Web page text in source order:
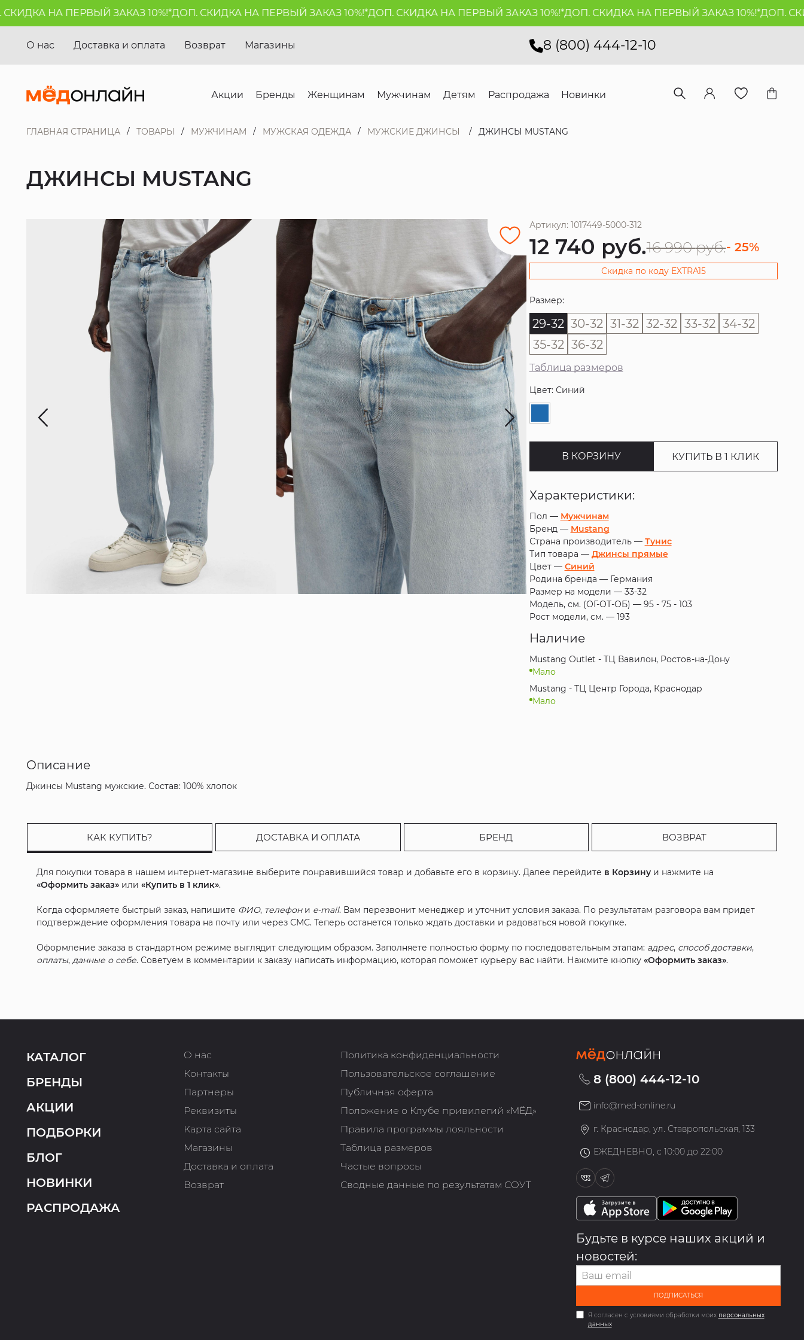
НА ПЕРВЫЙ ЗАКАЗ 10%!*ДОП. СКИДКА НА ПЕРВЫЙ ЗАКАЗ 10%!*ДОП. СКИДКА НА ПЕРВЫЙ ЗАКАЗ 10%!*ДОП. СКИДКА НА ПЕРВЫЙ ЗАКАЗ 10%!*ДОП.
8 (800) 444-12-10
О нас Доставка и оплата Возврат Магазины
Акции Бренды Женщинам Мужчинам Детям Распродажа Новинки
ГЛАВНАЯ СТРАНИЦА ТОВАРЫ МУЖЧИНАМ МУЖСКАЯ ОДЕЖДА МУЖСКИЕ ДЖИНСЫ ДЖИНСЫ MUSTANG
ДЖИНСЫ MUSTANG
Артикул: 1017449-5000-312
12 740 руб.16 990 руб.- 25%
Скидка по коду EXTRA15
Размер:
29-32 30-32 31-32 32-32 33-32 34-32
35-32 36-32
Таблица размеров
Цвет: Синий
В КОРЗИНУ КУПИТЬ В 1 КЛИК
Характеристики:
Пол — Мужчинам
Бренд — Mustang
Страна производитель — Тунис
Тип товара — Джинсы прямые
Цвет — Синий
Родина бренда — Германия
Размер на модели — 33-32
Модель, см. (ОГ-ОТ-ОБ) — 95 - 75 - 103
Рост модели, см. — 193
Наличие
Mustang Outlet - ТЦ Вавилон, Ростов-на-Дону
Мало
Mustang - ТЦ Центр Города, Краснодар
Мало
Описание
Джинсы Mustang мужские. Состав: 100% хлопок
КАК КУПИТЬ? ДОСТАВКА И ОПЛАТА БРЕНД ВОЗВРАТ
Для покупки товара в нашем интернет-магазине выберите понравившийся товар и добавьте его в корзину. Далее перейдите в Корзину и нажмите на
«Оформить заказ» или«Купить в 1 клик».
Когда оформляете быстрый заказ, напишите ФИО, телефони e-mail. Вам перезвонит менеджер и уточнит условия заказа. По результатам разговора вам придет
подтверждение оформления товара на почту или через СМС. Теперь останется только ждать доставки и радоваться новой покупке.
Оформление заказа в стандартном режиме выглядит следующим образом. Заполняете полностью форму по последовательным этапам: адрес, способ доставки,
оплаты,данные о себе. Советуем в комментарии к заказу написать информацию, которая поможет курьеру вас найти. Нажмите кнопку«Оформить заказ».
КАТАЛОГ
БРЕНДЫ
АКЦИИ
ПОДБОРКИ
БЛОГ
НОВИНКИ
РАСПРОДАЖА
О нас
Контакты
Партнеры
Реквизиты
Карта сайта
Магазины
Доставка и оплата
Возврат
Политика конфиденциальности
Пользовательское соглашение
Публичная оферта
Положение о Клубе привилегий «МЁД»
Правила программы лояльности
Таблица размеров
Частые вопросы
Сводные данные по результатам СОУТ
8 (800) 444-12-10
info@med-online.ru
г. Краснодар, ул. Ставропольская, 133
ЕЖЕДНЕВНО, с 10:00 до 22:00
Будьте в курсе наших акций и
новостей:
ПОДПИСАТЬСЯ
Я согласен с условиями обработки моих персональных
данных